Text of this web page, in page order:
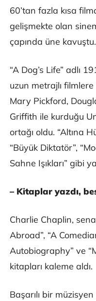
60’tan fazla kısa
gelişmekte olan
çapında üne kavuştu.
“A Dog’s Life” adlı
uzun metrajlı
Mary Pickford,
Griffith ile kurduğu
ortağı oldu. “Altına
“Büyük Diktatör”,
Sahne Işıkları” gibi
– Kitaplar yazdı,
Charlie Chaplin,
Abroad”, “A
Autobiography” ve
kitapları kaleme aldı.
Başarılı bir